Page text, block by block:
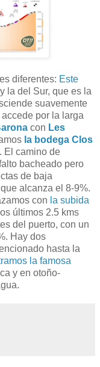
diferentes: Este
la del Sur, que es la
suavemente
por la larga
con Les
la bodega Clos
. El camino de
bacheado pero
de baja
alcanza el 8-9%.
con la subida
últimos 2.5 kms
del puerto, con un
Hay dos
hasta la
la famosa
y en otoño-